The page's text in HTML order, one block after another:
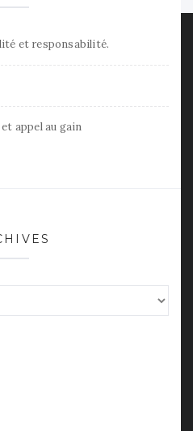
et responsabilité.
appel au gain